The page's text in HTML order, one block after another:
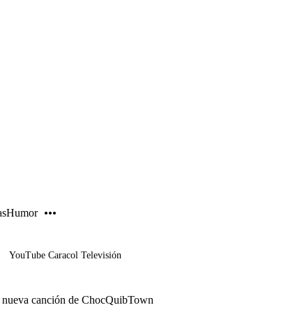
Humor
YouTube Caracol Televisión
nueva canción de ChocQuibTown